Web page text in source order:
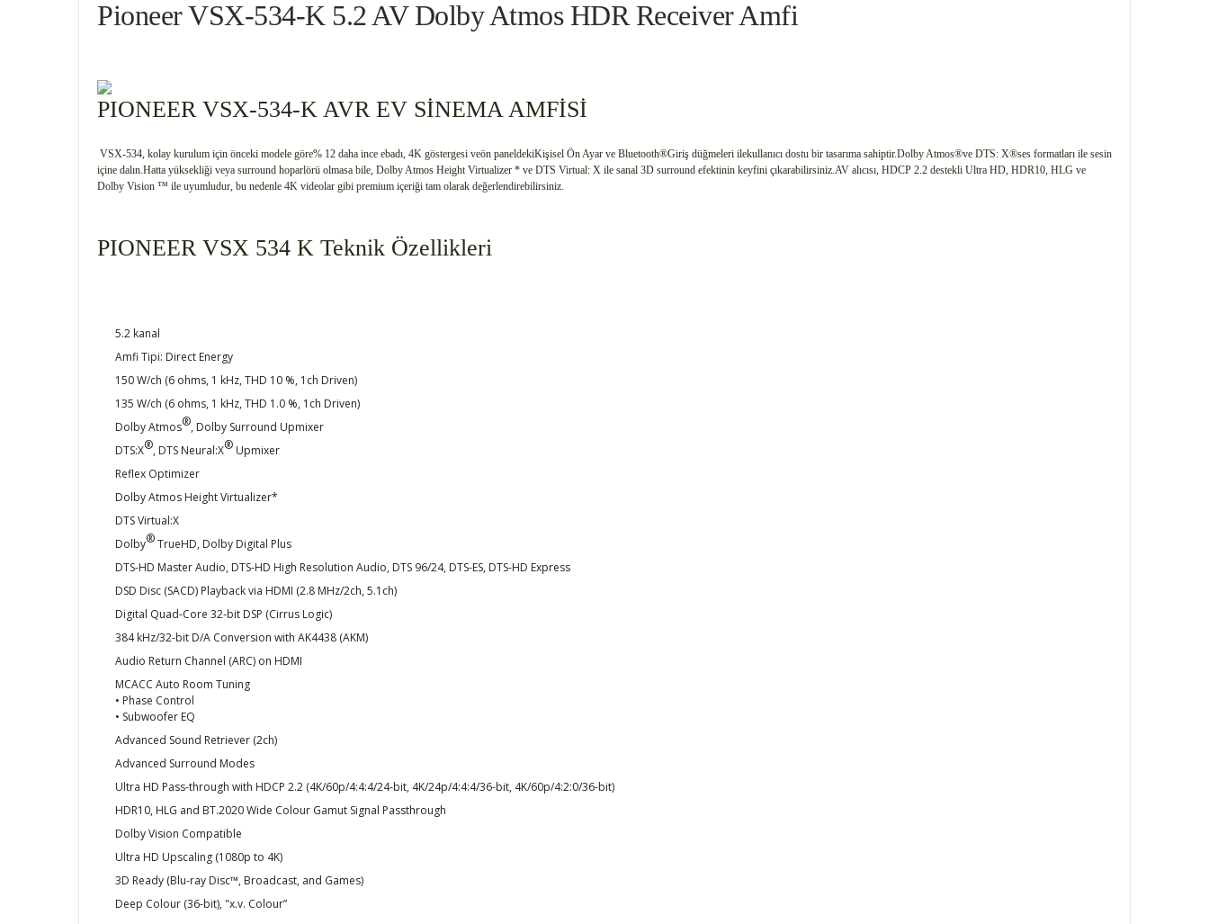
Pioneer VSX-534-K 5.2 AV Dolby Atmos HDR Receiver Amfi
PIONEER VSX-534-K AVR EV SİNEMA AMFİSİ
VSX-534, kolay kurulum için önceki modele göre% 12 daha ince ebadı, 4K göstergesi veön paneldekiKişisel Ön Ayar ve Bluetooth®Giriş düğmeleri ilekullanıcı dostu bir tasarıma sahiptir.Dolby Atmos®ve DTS: X®ses formatları ile sesin
içine dalın.Hatta yüksekliği veya surround hoparlörü olmasa bile, Dolby Atmos Height Virtualizer * ve DTS Virtual: X ile sanal 3D surround efektinin keyfini çıkarabilirsiniz.AV alıcısı, HDCP 2.2 destekli Ultra HD, HDR10, HLG ve
Dolby Vision ™ ile uyumludur, bu nedenle 4K videolar gibi premium içeriği tam olarak değerlendirebilirsiniz.
PIONEER VSX 534 K Teknik Özellikleri
5.2 kanal
Amfi Tipi: Direct Energy
150 W/ch (6 ohms, 1 kHz, THD 10 %, 1ch Driven)
135 W/ch (6 ohms, 1 kHz, THD 1.0 %, 1ch Driven)
Dolby Atmos®, Dolby Surround Upmixer
DTS:X®, DTS Neural:X® Upmixer
Reflex Optimizer
Dolby Atmos Height Virtualizer*
DTS Virtual:X
Dolby®TrueHD, Dolby Digital Plus
DTS-HD Master Audio, DTS-HD High Resolution Audio, DTS 96/24, DTS-ES, DTS-HD Express
DSD Disc (SACD) Playback via HDMI (2.8 MHz/2ch, 5.1ch)
Digital Quad-Core 32-bit DSP (Cirrus Logic)
384 kHz/32-bit D/A Conversion with AK4438 (AKM)
Audio Return Channel (ARC) on HDMI
MCACC Auto Room Tuning
• Phase Control
• Subwoofer EQ
Advanced Sound Retriever (2ch)
Advanced Surround Modes
Ultra HD Pass-through with HDCP 2.2 (4K/60p/4:4:4/24-bit, 4K/24p/4:4:4/36-bit, 4K/60p/4:2:0/36-bit)
HDR10, HLG and BT.2020 Wide Colour Gamut Signal Passthrough
Dolby Vision Compatible
Ultra HD Upscaling (1080p to 4K)
3D Ready (Blu-ray Disc™, Broadcast, and Games)
Deep Colour (36-bit), "x.v. Colour”